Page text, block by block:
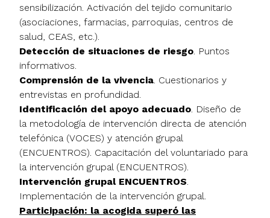
sensibilización. Activación del tejido comunitario
(asociaciones, farmacias, parroquias, centros de
salud, CEAS, etc.).
Detección de situaciones de riesgo . Puntos
informativos.
Comprensión de la vivencia . Cuestionarios y
entrevistas en profundidad.
Identificación del apoyo adecuado . Diseño de
la metodología de intervención directa de atención
telefónica (VOCES) y atención grupal
(ENCUENTROS). Capacitación del voluntariado para
la intervención grupal (ENCUENTROS).
Intervención grupal ENCUENTROS
Implementación de la intervención grupal.
Participación: la acogida superó las